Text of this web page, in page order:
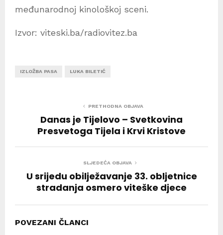
međunarodnoj kinološkoj sceni.
Izvor: viteski.ba/radiovitez.ba
IZLOŽBA PASA LUKA BILETIĆ
PRETHODNA OBJAVA
Danas je Tijelovo – Svetkovina
Presvetoga Tijela i Krvi Kristove
SLJEDEĆA OBJAVA
U srijedu obilježavanje 33. obljetnice
stradanja osmero viteške djece
POVEZANI ČLANCI